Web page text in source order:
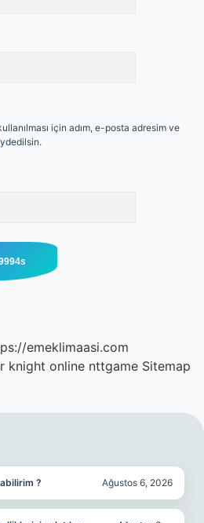
için adım, e-posta adresim ve
emeklimaasi.com
knight online nttgame Sitemap
? Ağustos 6, 2026